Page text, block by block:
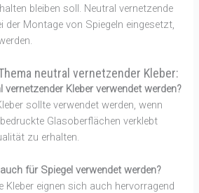
bleiben soll. Neutral vernetzende
der Montage von Spiegeln eingesetzt,
neutral vernetzender Kleber:
Kleber verwendet werden?
sollte verwendet werden, wenn
Glasoberflächen verklebt
zu erhalten.
für Spiegel verwendet werden?
Kleber eignen sich auch hervorragend